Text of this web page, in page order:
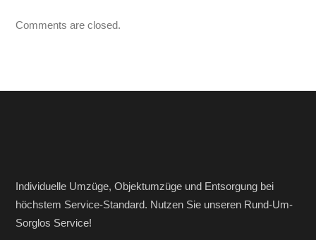
Comments are closed.
Individuelle Umzüge, Objektumzüge und Entsorgung bei
höchstem Service-Standard. Nutzen Sie unseren Rund-Um-
Sorglos Service!